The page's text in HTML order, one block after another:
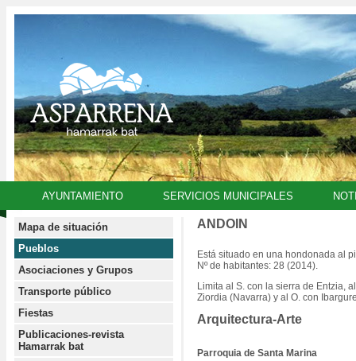
AYUNTAMIENTO SERVICIOS MUNICIPALES
Mapa de situación
Pueblos
Asociaciones y Grupos
Transporte público
Fiestas
Publicaciones-revista
Hamarrak bat
ANDOIN
Está situado en una hondonada al
Nº de habitantes: 28 (2014).
Limita al S. con la sierra de Entzia,
Ziordia (Navarra) y al O. con
Arquitectura-Arte
Parroquia de Santa Marina